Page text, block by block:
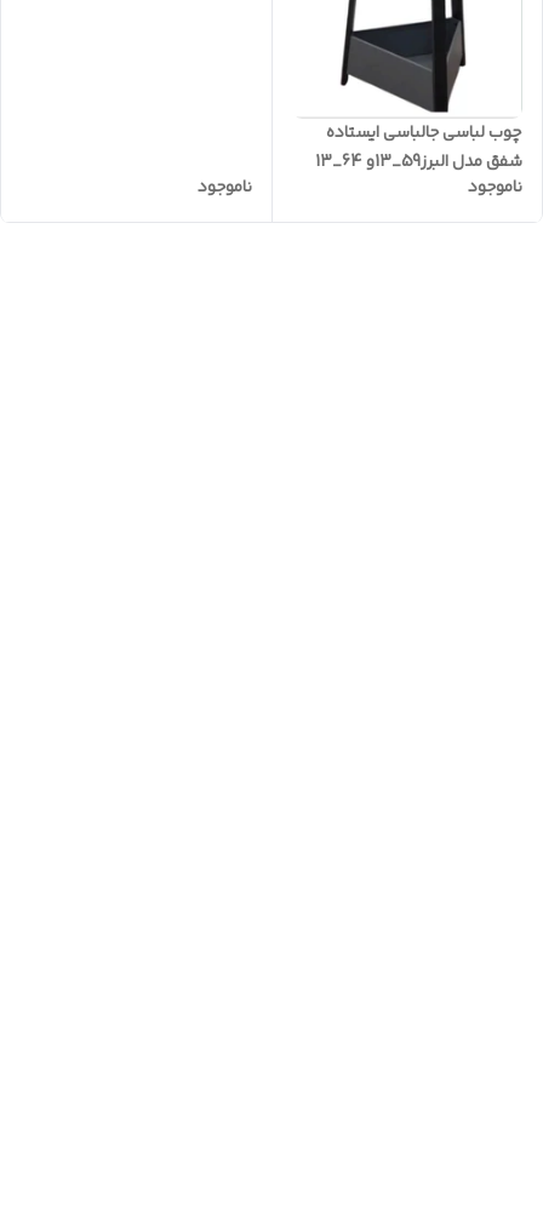
چوب لباسی جالباسی ایستاده
شفق مدل البرز59_13و 64_13
ناموجود
ناموجود